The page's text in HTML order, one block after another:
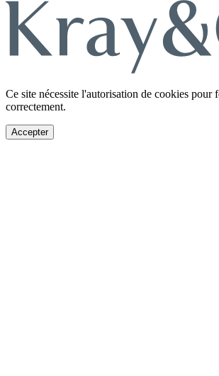
Ce site nécessite l'autorisation de cookies pour
correctement.
Accepter